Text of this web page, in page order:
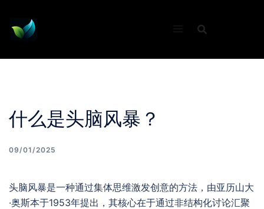
content
什么是头脑风暴？
09/01/2025
头脑风暴是一种通过集体思维激发创意的方法，由亚历山大
·奥斯本于1953年提出，其核心在于通过非结构化讨论汇聚